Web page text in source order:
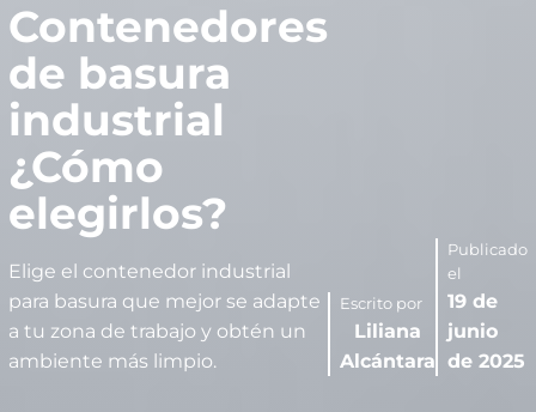
Contenedores
de basura
industrial
¿Cómo
elegirlos?
Elige el contenedor industrial
para basura que mejor se adapte
a tu zona de trabajo y obtén un
ambiente más limpio.
Escrito por
Liliana
Alcántara
Publicado
el
19 de
junio
de 2025